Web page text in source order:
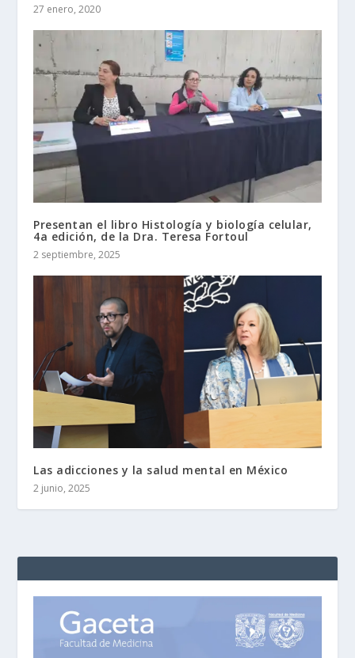
27 enero, 2020
Presentan el libro Histología y biología celular,
4a edición, de la Dra. Teresa Fortoul
2 septiembre, 2025
Las adicciones y la salud mental en México
2 junio, 2025